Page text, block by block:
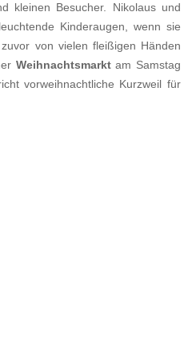
kleinen Besucher. Nikolaus und
Kinderaugen, wenn sie
von vielen fleißigen Händen
Weihnachtsmarktam Samstag
vorweihnachtliche Kurzweil für